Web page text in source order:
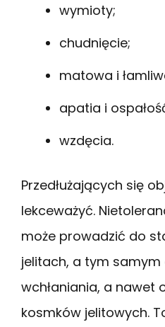
wymioty;
chudnięcie;
matowa i
apatia i
wzdęcia.
Przedłużających się
lekceważyć.
może prowadzić do
jelitach, a tym samym
wchłaniania, a nawet
kosmków jelitowych.